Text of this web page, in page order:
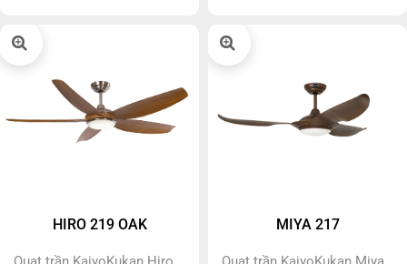
Toky 5 cánh gỗ rất phù hợp
với các không gian nhà cổ
điển hoặc tân cổ điển.
siêu tiết kiệm điện.
HIRO 219 OAK MIYA 217